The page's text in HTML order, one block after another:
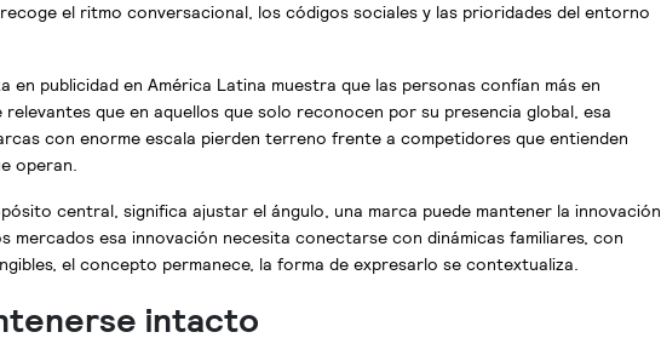
el ritmo conversacional, los códigos sociales y las prioridades del entorno
en publicidad en América Latina muestra que las personas confían más en
que en aquellos que solo reconocen por su presencia global, esa
con enorme escala pierden terreno frente a competidores que entienden
operan.
central, significa ajustar el ángulo, una marca puede mantener la innovación
esa innovación necesita conectarse con dinámicas familiares, con
el concepto permanece, la forma de expresarlo se contextualiza.
intacto